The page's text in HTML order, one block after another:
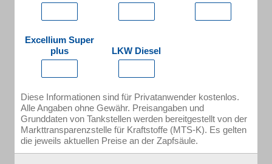
Excellium Super
plus
LKW Diesel
Diese Informationen sind für Privatanwender kostenlos.
Alle Angaben ohne Gewähr. Preisangaben und
Grunddaten von Tankstellen werden bereitgestellt von der
Markttransparenzstelle für Kraftstoffe (MTS-K). Es gelten
die jeweils aktuellen Preise an der Zapfsäule.